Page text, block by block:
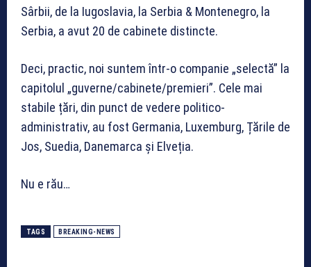
Sârbii, de la Iugoslavia, la Serbia & Montenegro, la
Serbia, a avut 20 de cabinete distincte.
Deci, practic, noi suntem într-o companie „selectă” la
capitolul „guverne/cabinete/premieri”. Cele mai
stabile țări, din punct de vedere politico-
administrativ, au fost Germania, Luxemburg, Țările de
Jos, Suedia, Danemarca și Elveția.
Nu e rău…
TAGS BREAKING-NEWS